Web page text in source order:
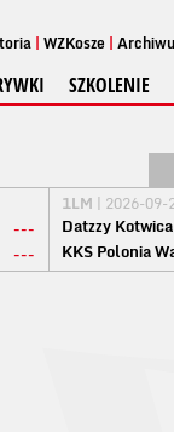
WZKosze
SZKOLENIE
---
---
1LM | 2026-09-
Datzzy
KKS Polonia